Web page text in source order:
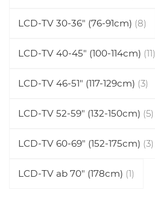
LCD-TV 30-36" (76-91cm) (8)
LCD-TV 40-45" (100-114cm) (11)
LCD-TV 46-51" (117-129cm) (3)
LCD-TV 52-59" (132-150cm) (5)
LCD-TV 60-69" (152-175cm) (3)
LCD-TV ab 70" (178cm) (1)